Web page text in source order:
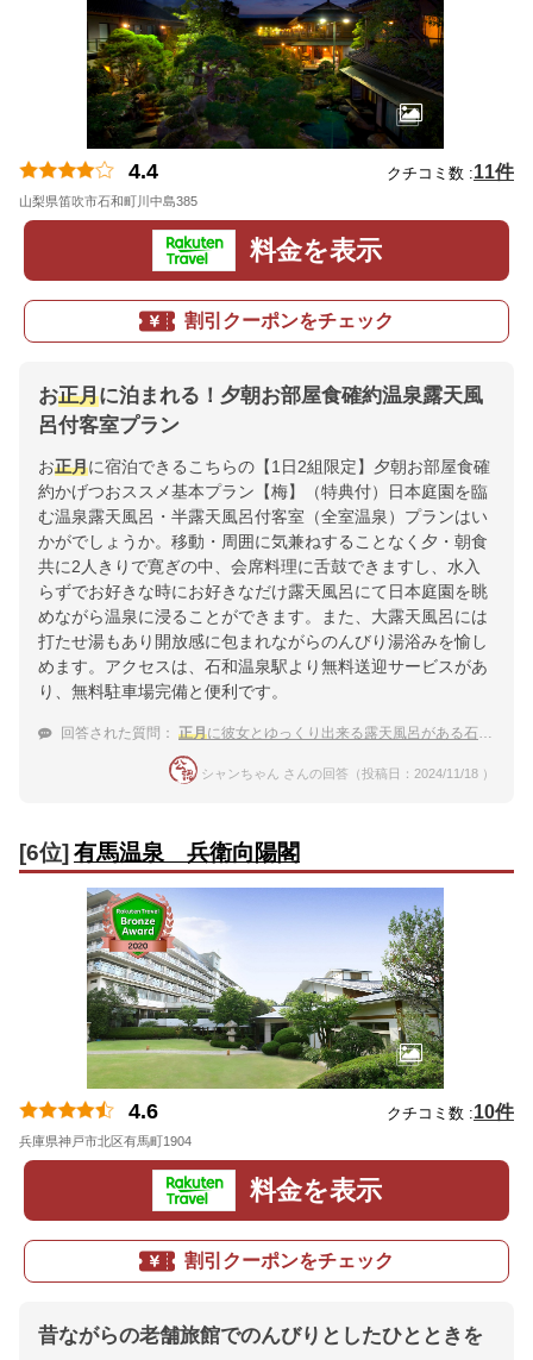
4.4 クチコミ数 :11件
山梨県笛吹市石和町川中島385
料金を表示
割引クーポンをチェック
お正月に泊まれる！夕朝お部屋食確約温泉露天風
呂付客室プラン
お正月に宿泊できるこちらの【1日2組限定】夕朝お部屋食確
約かげつおススメ基本プラン【梅】（特典付）日本庭園を臨
む温泉露天風呂・半露天風呂付客室（全室温泉）プランはい
かがでしょうか。移動・周囲に気兼ねすることなく夕・朝食
共に2人きりで寛ぎの中、会席料理に舌鼓できますし、水入
らずでお好きな時にお好きなだけ露天風呂にて日本庭園を眺
めながら温泉に浸ることができます。また、大露天風呂には
打たせ湯もあり開放感に包まれながらのんびり湯浴みを愉し
めます。アクセスは、石和温泉駅より無料送迎サービスがあ
り、無料駐車場完備と便利です。
回答された質問： 正月に彼女とゆっくり出来る露天風呂がある石和温泉の宿を教えて下さい
シャンちゃん さんの回答（投稿日：2024/11/18 ）
[6位] 有馬温泉 兵衛向陽閣
4.6 クチコミ数 :10件
兵庫県神戸市北区有馬町1904
料金を表示
割引クーポンをチェック
昔ながらの老舗旅館でのんびりとしたひとときを